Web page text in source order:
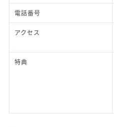
電話番号
アクセス
特典